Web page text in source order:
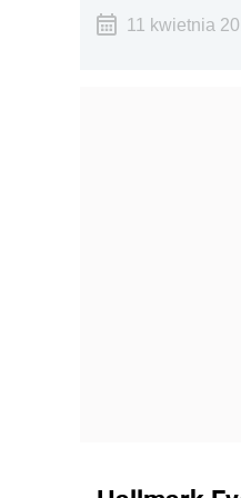
11 kwietnia